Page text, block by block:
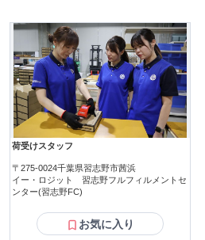
荷受けスタッフ
〒275-0024千葉県習志野市茜浜
イー・ロジット 習志野フルフィルメントセ
ンター(習志野FC)
お気に入り